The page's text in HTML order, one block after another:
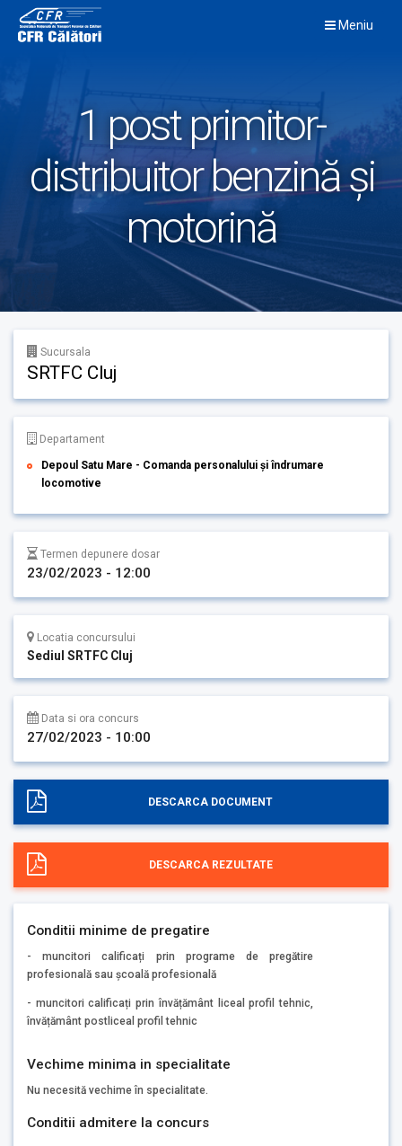
content
Meniu
1 post primitor-
distribuitor benzină și
motorină
Sucursala
SRTFC Cluj
Departament
Depoul Satu Mare - Comanda personalului și îndrumare
locomotive
Termen depunere dosar
23/02/2023 - 12:00
Locatia concursului
Sediul SRTFC Cluj
Data si ora concurs
27/02/2023 - 10:00
DESCARCA DOCUMENT
DESCARCA REZULTATE
Conditii minime de pregatire
- muncitori calificați prin programe de pregătire
profesională sau școală profesională
- muncitori calificați prin învățământ liceal profil tehnic,
învățământ postliceal profil tehnic
Vechime minima in specialitate
Nu necesită vechime în specialitate.
Conditii admitere la concurs